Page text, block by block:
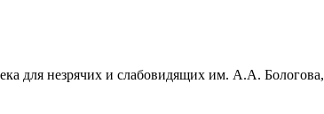
для незрячих и слабовидящих им. А.А. Бологова,